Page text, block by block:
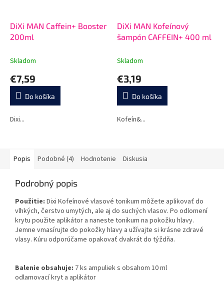
DiXi MAN Caffein+ Booster
200ml
Skladom
€7,59
Do košíka
Dixi...
DiXi MAN Kofeínový
šampón CAFFEIN+ 400 ml
Skladom
€3,19
Do košíka
Kofeín&...
Popis Podobné (4) Hodnotenie Diskusia
Podrobný popis
Použitie: Dixi Kofeínové vlasové tonikum môžete aplikovať do
vlhkých, čerstvo umytých, ale aj do suchých vlasov. Po odlomení
krytu použite aplikátor a naneste tonikum na pokožku hlavy.
Jemne vmasírujte do pokožky hlavy a užívajte si krásne zdravé
vlasy. Kúru odporúčame opakovať dvakrát do týždňa.
Balenie obsahuje: 7 ks ampuliek s obsahom 10 ml
odlamovací kryt a aplikátor